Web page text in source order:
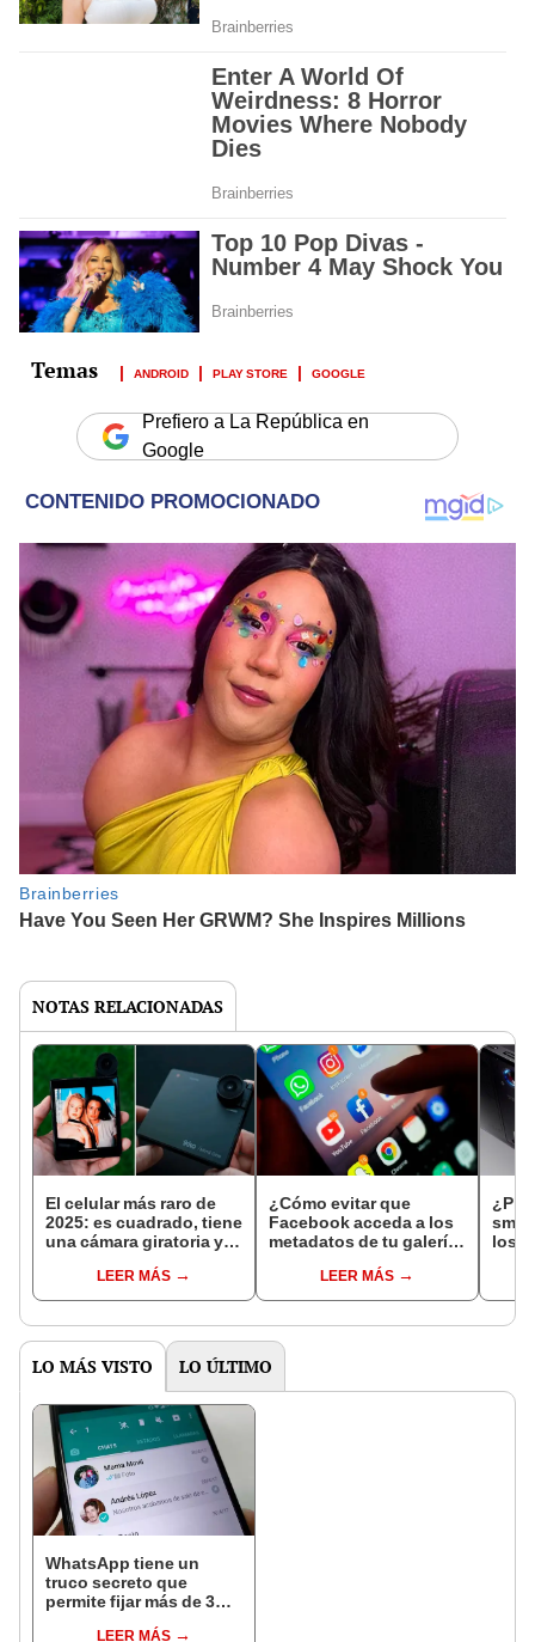
ANDROID PLAY STORE GOOGLE
Prefiero a La República en
Google
NOTAS RELACIONADAS
El celular más raro de
2025: es cuadrado, tiene
una cámara giratoria y
LEER MÁS
¿Cómo evitar que
Facebook acceda a los
metadatos de tu galería
LEER MÁS
los
LO MÁS VISTO LO ÚLTIMO
WhatsApp tiene un
truco secreto que
permite fijar más de 3
LEER MÁS